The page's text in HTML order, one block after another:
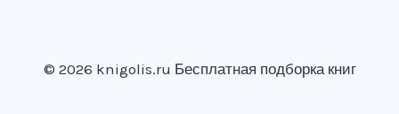
© 2026 knigolis.ru Бесплатная подборка книг